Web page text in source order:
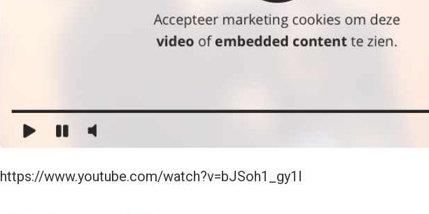
https://www.youtube.com/watch?v=bJSoh1_gy1I